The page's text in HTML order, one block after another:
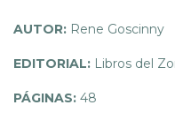
AUTOR: Rene Goscinny
EDITORIAL: Libros del
PÁGINAS: 48